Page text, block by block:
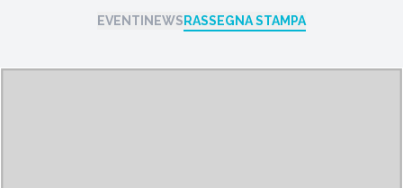
EVENTI NEWS RASSEGNA STAMPA